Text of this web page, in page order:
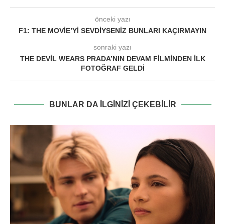
önceki yazı
F1: THE MOVIE’YI SEVDIYSENIZ BUNLARI KAÇIRMAYIN
sonraki yazı
THE DEVIL WEARS PRADA’NIN DEVAM FILMINDEN İLK
FOTOĞRAF GELDI
BUNLAR DA ILGINIZI ÇEKEBILIR